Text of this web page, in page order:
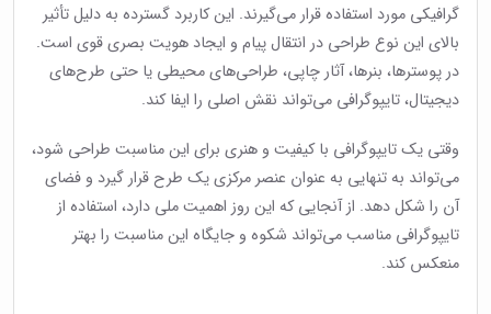
گرافیکی مورد استفاده قرار می‌گیرند. این کاربرد گسترده به دلیل تأثیر
بالای این نوع طراحی در انتقال پیام و ایجاد هویت بصری قوی است.
در پوسترها، بنرها، آثار چاپی، طراحی‌های محیطی یا حتی طرح‌های
دیجیتال، تایپوگرافی می‌تواند نقش اصلی را ایفا کند.
وقتی یک تایپوگرافی با کیفیت و هنری برای این مناسبت طراحی شود،
می‌تواند به تنهایی به عنوان عنصر مرکزی یک طرح قرار گیرد و فضای
آن را شکل دهد. از آنجایی که این روز اهمیت ملی دارد، استفاده از
تایپوگرافی مناسب می‌تواند شکوه و جایگاه این مناسبت را بهتر
منعکس کند.